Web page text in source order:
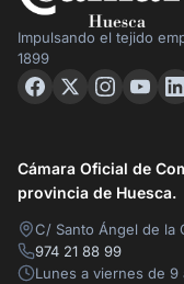
Impulsando el tejido
1899
Cámara Oficial de
provincia de Huesca.
C/ Santo Ángel de la
974 21 88 99
Lunes a viernes de 9